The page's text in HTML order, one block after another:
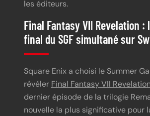
les éditeurs.
Final Fantasy VII Revelation :
final du SGF simultané sur
Square Enix a choisi le Summer
révéler Final Fantasy VII
dernier épisode de la trilogie
nouvelle la plus significative pour